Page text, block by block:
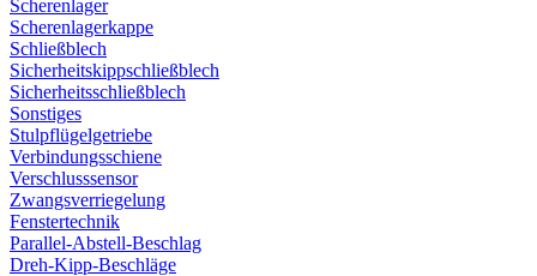
Scherenlager
Scherenlagerkappe
Schließblech
Sicherheitskippschließblech
Sicherheitsschließblech
Sonstiges
Stulpflügelgetriebe
Verbindungsschiene
Verschlusssensor
Zwangsverriegelung
Fenstertechnik
Parallel-Abstell-Beschlag
Dreh-Kipp-Beschläge